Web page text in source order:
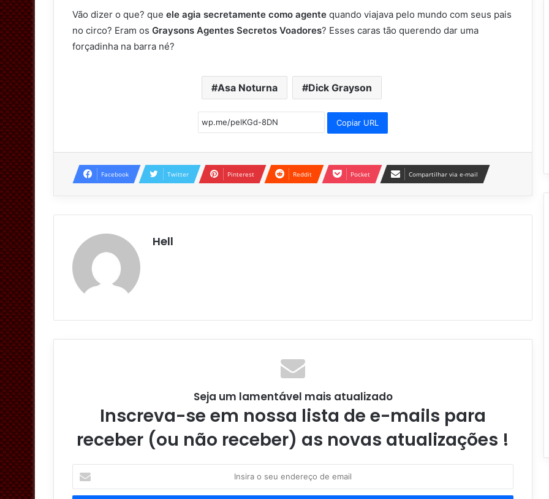
Vão dizer o que? que ele agia secretamente como agente quando viajava pelo mundo com seus pais
no circo? Eram os Graysons Agentes Secretos Voadores? Esses caras tão querendo dar uma
forçadinha na barra né?
Asa Noturna Dick Grayson
Copiar URL
Facebook Twitter Pinterest Reddit Pocket Compartilhar via e-mail
Hell
Seja um lamentável mais atualizado
Inscreva-se em nossa lista de e-mails para
receber (ou não receber) as novas atualizações !
s